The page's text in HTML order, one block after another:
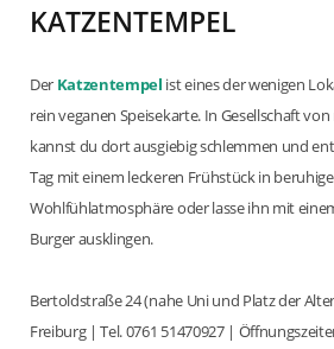
KATZENTEMPEL
Der Katzentempel ist eines der wenigen
rein veganen Speisekarte. In Gesellschaft
kannst du dort ausgiebig schlemmen und
Tag mit einem leckeren Frühstück in
Wohlfühlatmosphäre oder lasse ihn mit
Burger ausklingen.
Bertoldstraße 24 (nahe Uni und Platz der
Freiburg | Tel. 0761 51470927 |